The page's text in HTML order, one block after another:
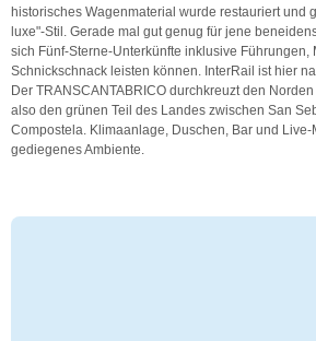
historisches Wagenmaterial wurde restauriert und
luxe"-Stil. Gerade mal gut genug für jene
sich Fünf-Sterne-Unterkünfte inklusive Führungen,
Schnickschnack leisten können. InterRail ist hier
Der TRANSCANTABRICO durchkreuzt den
also den grünen Teil des Landes zwischen San
Compostela. Klimaanlage, Duschen, Bar und Live-
gediegenes Ambiente.